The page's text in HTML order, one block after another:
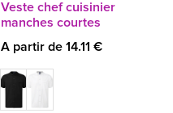
Veste chef cuisinier
manches courtes
A partir de 14.11 €